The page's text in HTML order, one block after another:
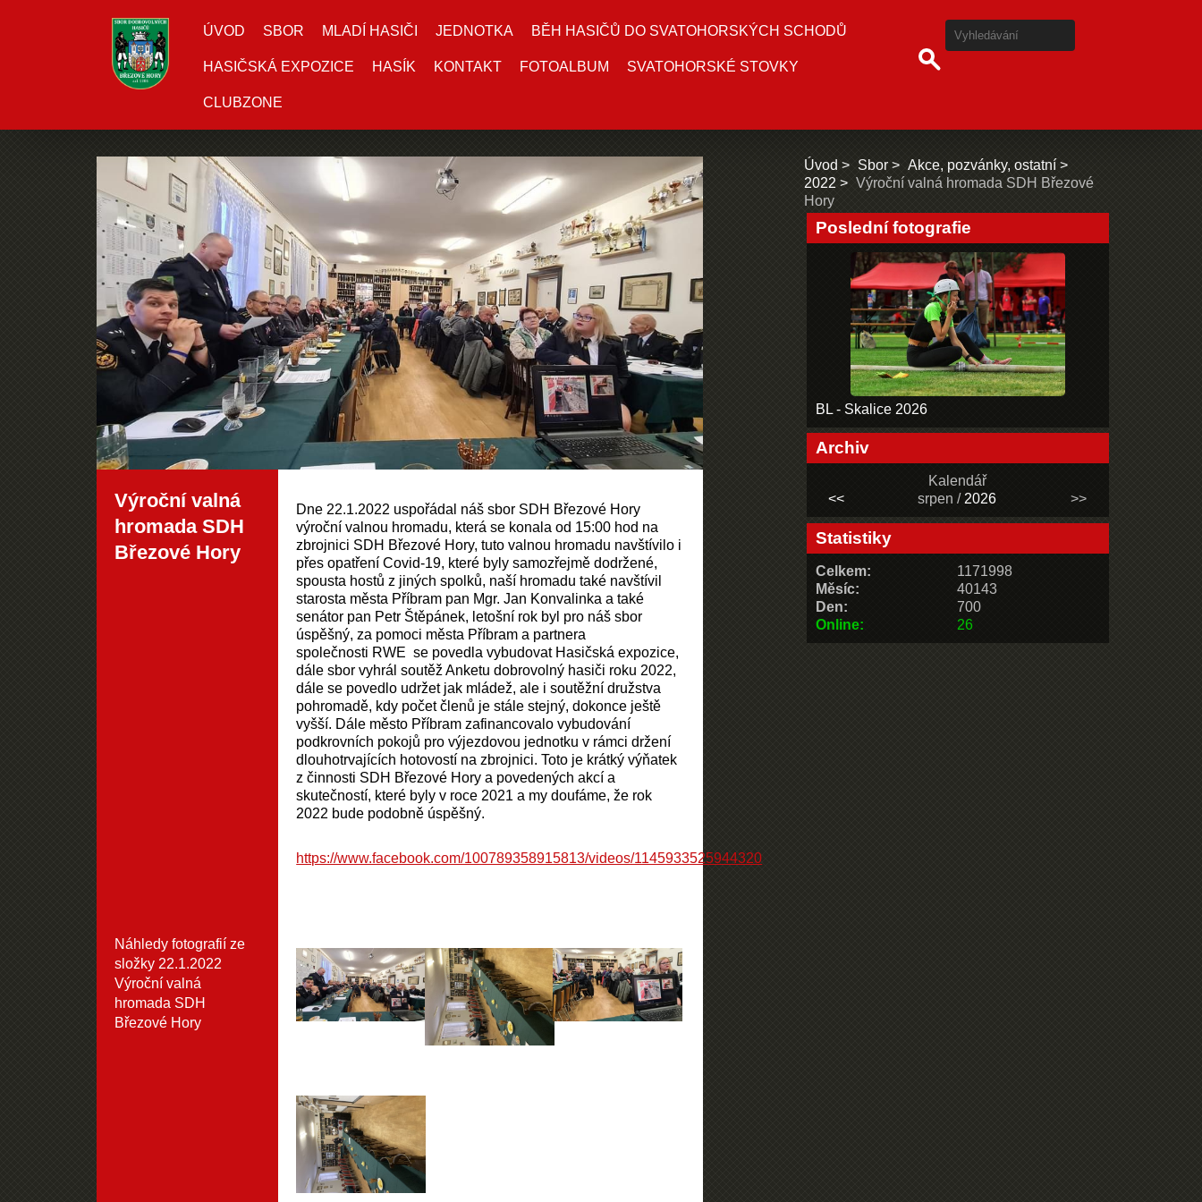
ÚVOD SBOR MLADÍ HASIČI JEDNOTKA BĚH HASIČŮ DO SVATOHORSKÝCH SCHODŮ
HASIČSKÁ EXPOZICE HASÍK KONTAKT FOTOALBUM SVATOHORSKÉ STOVKY
CLUBZONE
Výroční valná
hromada SDH
Březové Hory
Dne 22.1.2022 uspořádal náš sbor SDH Březové Hory
výroční valnou hromadu, která se konala od 15:00 hod na
zbrojnici SDH Březové Hory, tuto valnou hromadu navštívilo i
přes opatření Covid-19, které byly samozřejmě dodržené,
spousta hostů z jiných spolků, naší hromadu také navštívil
starosta města Příbram pan Mgr. Jan Konvalinka a také
senátor pan Petr Štěpánek, letošní rok byl pro náš sbor
úspěšný, za pomoci města Příbram a partnera
společnosti RWE se povedla vybudovat Hasičská expozice,
dále sbor vyhrál soutěž Anketu dobrovolný hasiči roku 2022,
dále se povedlo udržet jak mládež, ale i soutěžní družstva
pohromadě, kdy počet členů je stále stejný, dokonce ještě
vyšší. Dále město Příbram zafinancovalo vybudování
podkrovních pokojů pro výjezdovou jednotku v rámci držení
dlouhotrvajících hotovostí na zbrojnici. Toto je krátký výňatek
z činnosti SDH Březové Hory a povedených akcí a
skutečností, které byly v roce 2021 a my doufáme, že rok
2022 bude podobně úspěšný.
https://www.facebook.com/100789358915813/videos/1145933525944320
Náhledy fotografií ze
složky 22.1.2022
Výroční valná
hromada SDH
Březové Hory
Úvod Sbor
Akce, pozvánky, ostatní
2022
Výroční valná hromada SDH Březové
Hory
Poslední fotografie
BL - Skalice 2026
Archiv
Kalendář
<<
srpen / 2026 >>
Statistiky
Online: 26
Celkem:
1171998
Měsíc:
40143
Den:
700